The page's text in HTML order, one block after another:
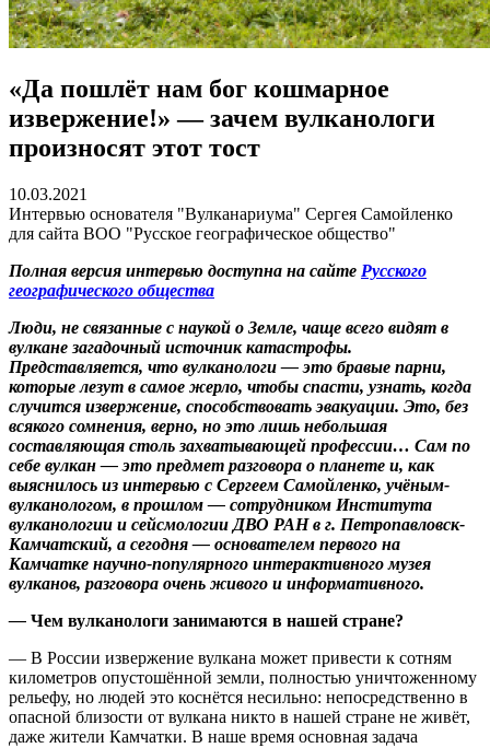
«Да пошлёт нам бог кошмарное
извержение!» — зачем вулканологи
произносят этот тост
10.03.2021
Интервью основателя "Вулканариума" Сергея Самойленко
для сайта ВОО "Русское географическое общество"
Полная версия интервью доступна на сайте Русского
географического общества
Люди, не связанные с наукой о Земле, чаще всего видят в
вулкане загадочный источник катастрофы.
Представляется, что вулканологи — это бравые парни,
которые лезут в самое жерло, чтобы спасти, узнать, когда
случится извержение, способствовать эвакуации. Это, без
всякого сомнения, верно, но это лишь небольшая
составляющая столь захватывающей профессии… Сам по
себе вулкан — это предмет разговора о планете и, как
выяснилось из интервью с Сергеем Самойленко, учёным-
вулканологом, в прошлом — сотрудником Института
вулканологии и сейсмологии ДВО РАН в г. Петропавловск-
Камчатский, а сегодня — основателем первого на
Камчатке научно-популярного интерактивного музея
вулканов, разговора очень живого и информативного.
— Чем вулканологи занимаются в нашей стране?
— В России извержение вулкана может привести к сотням
километров опустошённой земли, полностью уничтоженному
рельефу, но людей это коснётся несильно: непосредственно в
опасной близости от вулкана никто в нашей стране не живёт,
даже жители Камчатки. В наше время основная задача